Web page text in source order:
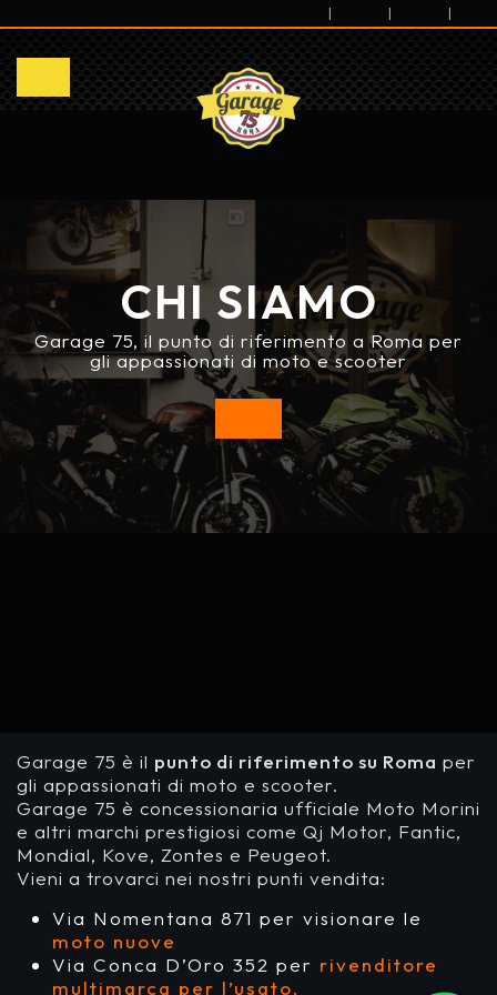
| | |
CHI SIAMO
Garage 75, il punto di riferimento a Roma per
gli appassionati di moto e scooter
Garage 75 è il punto di riferimento su Roma per
gli appassionati di moto e scooter.
Garage 75 è concessionaria ufficiale Moto Morini
e altri marchi prestigiosi come Qj Motor, Fantic,
Mondial, Kove, Zontes e Peugeot.
Vieni a trovarci nei nostri punti vendita:
Via Nomentana 871 per visionare le
moto nuove
Via Conca D’Oro 352 per rivenditore
multimarca per l’usato.